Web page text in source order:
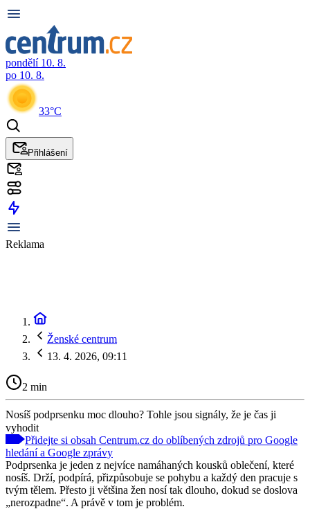
pondělí 10. 8.
po 10. 8.
33°C
Přihlášení
Reklama
Ženské centrum
13. 4. 2026, 09:11
2 min
Nosíš podprsenku moc dlouho? Tohle jsou signály, že je čas ji
vyhodit
Přidejte si obsah Centrum.cz do oblíbených zdrojů pro Google
hledání a Google zprávy
Podprsenka je jeden z nejvíce namáhaných kousků oblečení, které
nosíš. Drží, podpírá, přizpůsobuje se pohybu a každý den pracuje s
tvým tělem. Přesto ji většina žen nosí tak dlouho, dokud se doslova
„nerozpadne“. A právě v tom je problém.